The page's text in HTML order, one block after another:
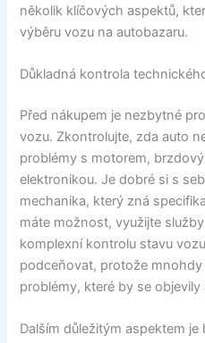
několik klíčových aspektů,
výběru vozu na autobazaru.
Důkladná kontrola
Před nákupem je nezbytné
vozu. Zkontrolujte, zda auto
problémy s motorem,
elektronikou. Je dobré si s
mechanika, který zná
máte možnost, využijte
komplexní kontrolu stavu
podceňovat, protože
problémy, které by se
Dalším důležitým aspektem